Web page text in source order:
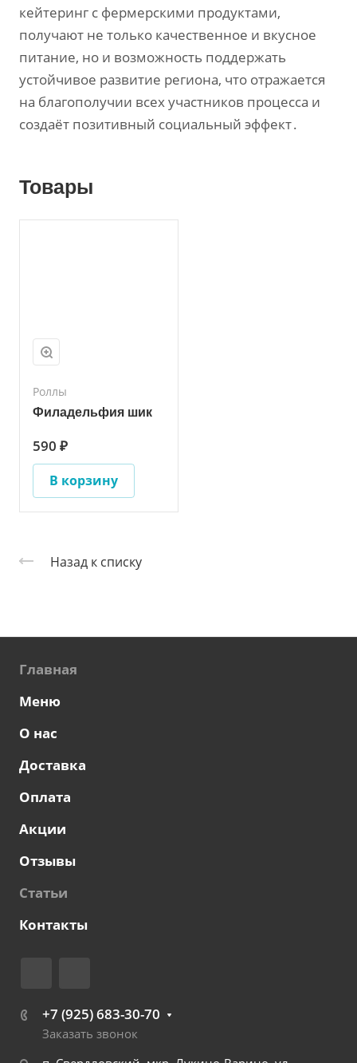
кейтеринг с фермерскими продуктами‚
получают не только качественное и вкусное
питание‚ но и возможность поддержать
устойчивое развитие региона‚ что отражается
на благополучии всех участников процесса и
создаёт позитивный социальный эффект․
Товары
Роллы
Филадельфия шик
590 ₽
В корзину
Назад к списку
Главная
Меню
О нас
Доставка
Оплата
Акции
Отзывы
Статьи
Контакты
+7 (925) 683-30-70
Заказать звонок